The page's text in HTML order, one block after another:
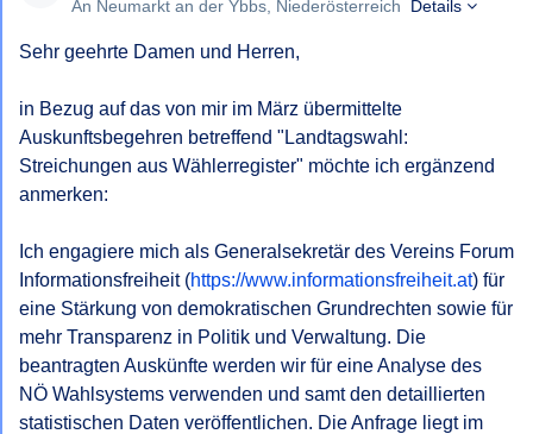
Bescheides gem § 6 NÖ AuskunftsG.
Mit freundlichen Grüßen,
An Neumarkt an der Ybbs, Niederösterreich
Details
Sehr geehrte Damen und Herren,
in Bezug auf das von mir im März übermittelte
Auskunftsbegehren betreffend "Landtagswahl:
Streichungen aus Wählerregister" möchte ich ergänzend
anmerken:
Ich engagiere mich als Generalsekretär des Vereins Forum
Informationsfreiheit (https://www.informationsfreiheit.at) für
eine Stärkung von demokratischen Grundrechten sowie für
mehr Transparenz in Politik und Verwaltung. Die
beantragten Auskünfte werden wir für eine Analyse des
NÖ Wahlsystems verwenden und samt den detaillierten
statistischen Daten veröffentlichen. Die Anfrage liegt im